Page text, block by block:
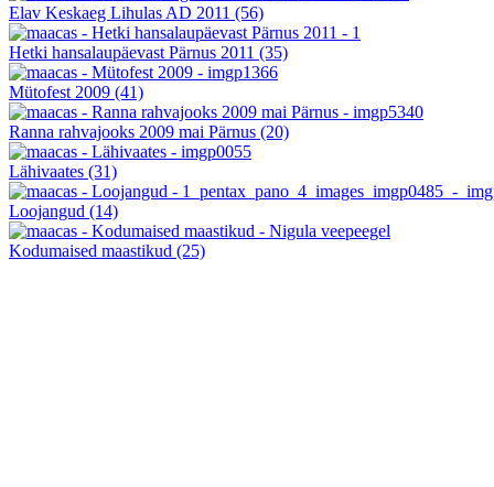
Elav Keskaeg Lihulas AD 2011 (56)
Hetki hansalaupäevast Pärnus 2011 (35)
Mütofest 2009 (41)
Ranna rahvajooks 2009 mai Pärnus (20)
Lähivaates (31)
Loojangud (14)
Kodumaised maastikud (25)